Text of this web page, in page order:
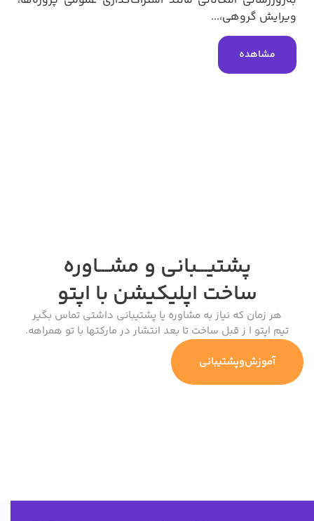
گروهی،...
پشتیـــبانی و مشـــاوره
ساخت اپلیکیشنبا اپتو
که نیاز به مشاوره یا پشتیبانی داشتی تماس بگیر
ا ز قبل ساخت تا بعد انتشار در مارکتها با تو همراهه.